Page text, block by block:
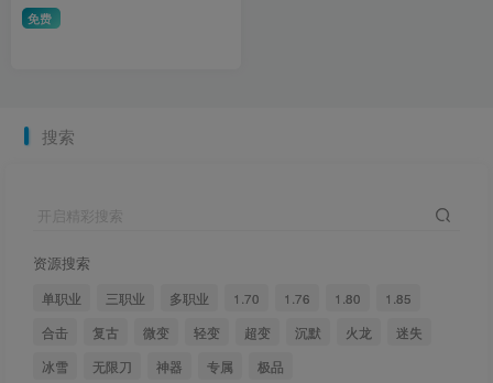
免费
搜索
开启精彩搜索
资源搜索
单职业 三职业 多职业 1.70 1.76 1.80
1.85
合击
复古 微变 轻变 超变 沉默 火龙
迷失
冰雪
无限刀 神器 专属 极品